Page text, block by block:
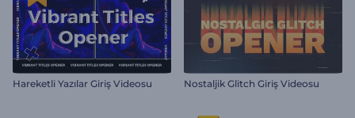
Hareketli Yazılar Giriş Videosu Nostaljik Glitch Giriş Videosu